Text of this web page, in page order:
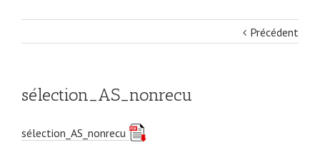
Précédent
sélection_AS_nonrecu
sélection_AS_nonrecu